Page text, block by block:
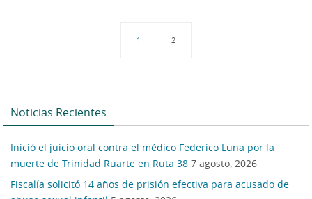
1 2
Noticias Recientes
Inició el juicio oral contra el médico Federico Luna por la
muerte de Trinidad Ruarte en Ruta 38 7 agosto, 2026
Fiscalía solicitó 14 años de prisión efectiva para acusado de